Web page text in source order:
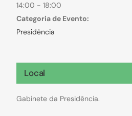
14:00 - 18:00
Categoria de Evento:
Presidência
Local
Gabinete da Presidência.